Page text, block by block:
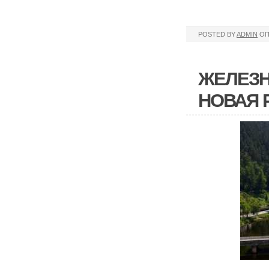
POSTED BYADMIN
НОВАЯ